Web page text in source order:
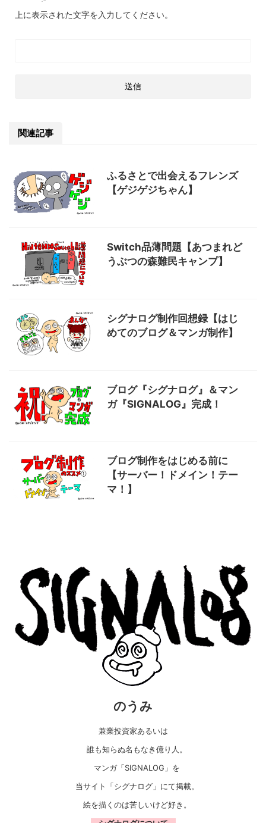
上に表示された文字を入力してください。
関連記事
ふるさとで出会えるフレンズ
【ゲジゲジちゃん】
Switch品薄問題【あつまれど
うぶつの森難民キャンプ】
シグナログ制作回想録【はじ
めてのブログ＆マンガ制作】
ブログ『シグナログ』＆マン
ガ『SIGNALOG』完成！
ブログ制作をはじめる前に
【サーバー！ドメイン！テー
マ！】
のうみ
兼業投資家あるいは
誰も知らぬ名もなき億り人。
マンガ「SIGNALOG」を
当サイト「シグナログ」にて掲載。
絵を描くのは苦しいけど好き。